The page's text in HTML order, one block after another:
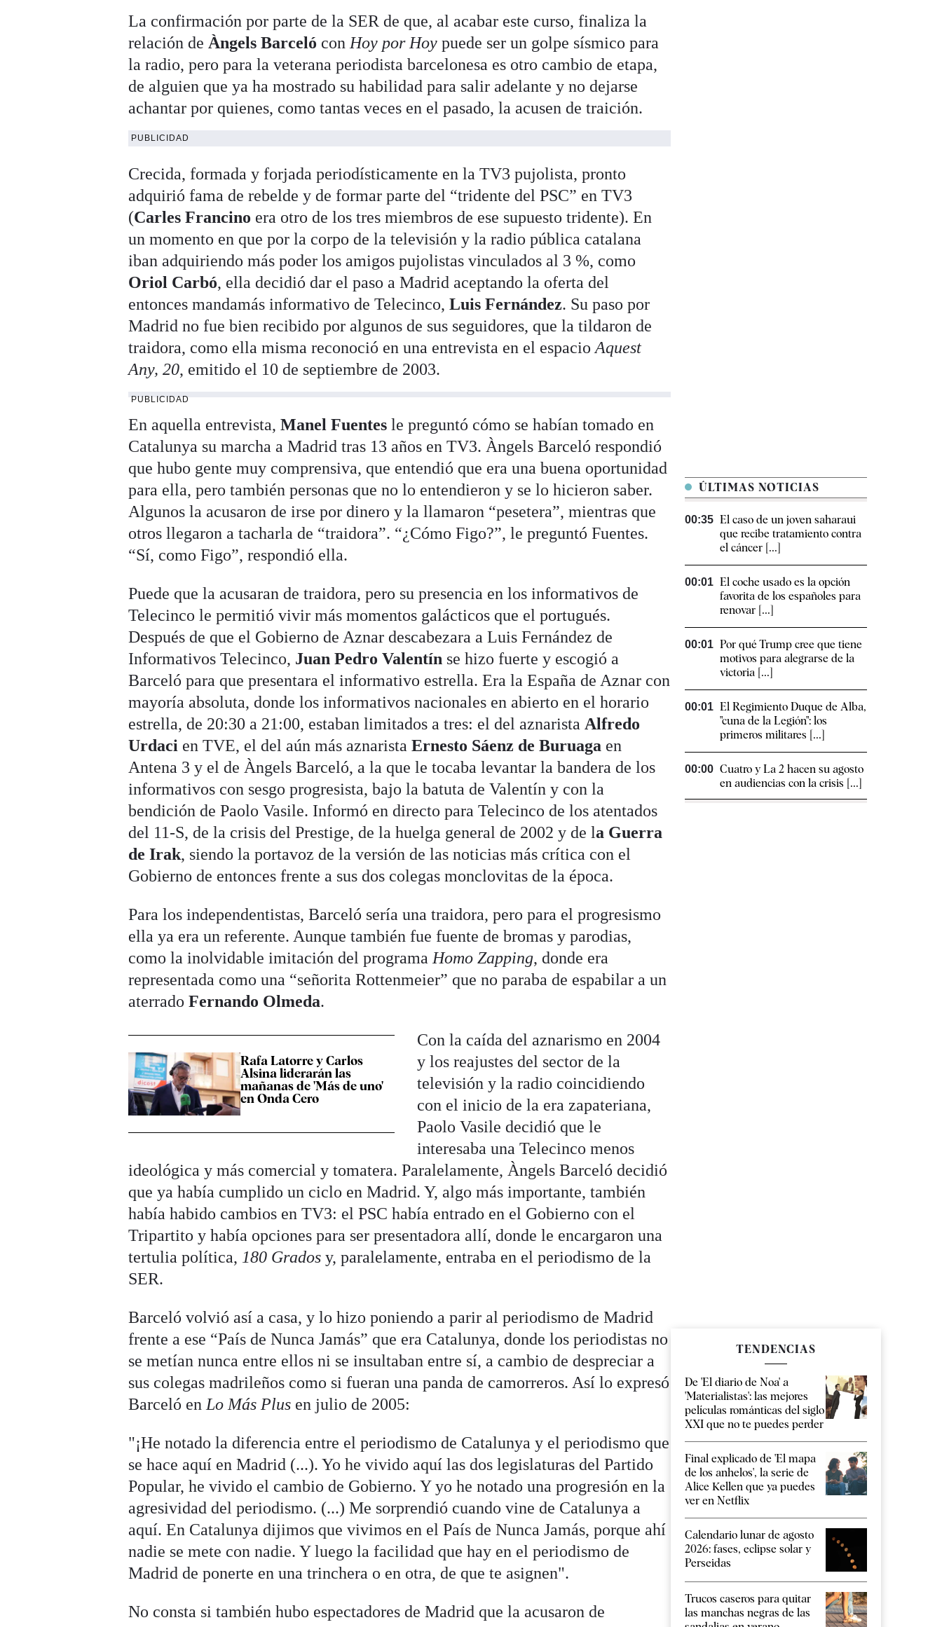
La confirmación por parte de la SER de que, al acabar este curso, finaliza la
relación de Àngels Barceló con Hoy por Hoy puede ser un golpe sísmico para
la radio, pero para la veterana periodista barcelonesa es otro cambio de etapa,
de alguien que ya ha mostrado su habilidad para salir adelante y no dejarse
achantar por quienes, como tantas veces en el pasado, la acusen de traición.
PUBLICIDAD
Crecida, formada y forjada periodísticamente en la TV3 pujolista, pronto
adquirió fama de rebelde y de formar parte del “tridente del PSC” en TV3
(Carles Francino era otro de los tres miembros de ese supuesto tridente). En
un momento en que por la corpo de la televisión y la radio pública catalana
iban adquiriendo más poder los amigos pujolistas vinculados al 3 %, como
Oriol Carbó, ella decidió dar el paso a Madrid aceptando la oferta del
entonces mandamás informativo de Telecinco,Luis Fernández. Su paso por
Madrid no fue bien recibido por algunos de sus seguidores, que la tildaron de
traidora, como ella misma reconoció en una entrevista en el espacioAquest
Any, 20, emitido el 10 de septiembre de 2003.
PUBLICIDAD
En aquella entrevista,Manel Fuentes le preguntó cómo se habían tomado en
Catalunya su marcha a Madrid tras 13 años en TV3. Àngels Barceló respondió
que hubo gente muy comprensiva, que entendió que era una buena oportunidad
para ella, pero también personas que no lo entendieron y se lo hicieron saber.
Algunos la acusaron de irse por dinero y la llamaron “pesetera”, mientras que
otros llegaron a tacharla de “traidora”. “¿Cómo Figo?”, le preguntó Fuentes.
“Sí, como Figo”, respondió ella.
Puede que la acusaran de traidora, pero su presencia en los informativos de
Telecinco le permitió vivir más momentos galácticos que el portugués.
Después de que el Gobierno de Aznar descabezara a Luis Fernández de
Informativos Telecinco, Juan Pedro Valentín se hizo fuerte y escogió a
Barceló para que presentara el informativo estrella. Era la España de Aznar con
mayoría absoluta, donde los informativos nacionales en abierto en el horario
estrella, de 20:30 a 21:00, estaban limitados a tres: el del aznarista Alfredo
Urdaci en TVE, el del aún más aznaristaErnesto Sáenz de Buruaga en
Antena 3 y el de Àngels Barceló, a la que le tocaba levantar la bandera de los
informativos con sesgo progresista, bajo la batuta de Valentín y con la
bendición de Paolo Vasile. Informó en directo para Telecinco de los atentados
del 11-S, de la crisis del Prestige, de la huelga general de 2002 y de la Guerra
de Irak, siendo la portavoz de la versión de las noticias más crítica con el
Gobierno de entonces frente a sus dos colegas monclovitas de la época.
Para los independentistas, Barceló sería una traidora, pero para el progresismo
ella ya era un referente. Aunque también fue fuente de bromas y parodias,
como la inolvidable imitación del programa Homo Zapping, donde era
representada como una “señorita Rottenmeier” que no paraba de espabilar a un
aterradoFernando Olmeda.
Rafa Latorre y Carlos
Alsina liderarán las
mañanas de 'Más de uno'
en Onda Cero
Con la caída del aznarismo en 2004
y los reajustes del sector de la
televisión y la radio coincidiendo
con el inicio de la era zapateriana,
Paolo Vasile decidió que le
interesaba una Telecinco menos
ideológica y más comercial y tomatera. Paralelamente, Àngels Barceló decidió
que ya había cumplido un ciclo en Madrid. Y, algo más importante, también
había habido cambios en TV3: el PSC había entrado en el Gobierno con el
Tripartito y había opciones para ser presentadora allí, donde le encargaron una
tertulia política, 180 Grados y, paralelamente, entraba en el periodismo de la
SER.
Barceló volvió así a casa, y lo hizo poniendo a parir al periodismo de Madrid
frente a ese “País de Nunca Jamás” que era Catalunya, donde los periodistas no
se metían nunca entre ellos ni se insultaban entre sí, a cambio de despreciar a
sus colegas madrileños como si fueran una panda de camorreros. Así lo expresó
Barceló en Lo Más Plus en julio de 2005:
"¡He notado la diferencia entre el periodismo de Catalunya y el periodismo que
se hace aquí en Madrid (...). Yo he vivido aquí las dos legislaturas del Partido
Popular, he vivido el cambio de Gobierno. Y yo he notado una progresión en la
agresividad del periodismo. (...) Me sorprendió cuando vine de Catalunya a
aquí. En Catalunya dijimos que vivimos en el País de Nunca Jamás, porque ahí
nadie se mete con nadie. Y luego la facilidad que hay en el periodismo de
Madrid de ponerte en una trinchera o en otra, de que te asignen".
No consta si también hubo espectadores de Madrid que la acusaron de
ÚLTIMAS NOTICIAS
00:35 El caso de un joven saharaui
que recibe tratamiento contra
el cáncer [...]
00:01 El coche usado es la opción
favorita de los españoles para
renovar [...]
00:01 Por qué Trump cree que tiene
motivos para alegrarse de la
victoria [...]
00:01 El Regimiento Duque de Alba,
"cuna de la Legión": los
primeros militares [...]
00:00 Cuatro y La 2 hacen su agosto
en audiencias con la crisis [...]
TENDENCIAS
De 'El diario de Noa' a
'Materialistas': las mejores
películas románticas del siglo
XXI que no te puedes perder
Final explicado de 'El mapa
de los anhelos', la serie de
Alice Kellen que ya puedes
ver en Netflix
Calendario lunar de agosto
2026: fases, eclipse solar y
Perseidas
Trucos caseros para quitar
las manchas negras de las